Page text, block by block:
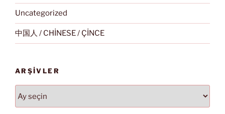
Uncategorized
中国人 / CHİNESE / ÇİNCE
ARŞIVLER